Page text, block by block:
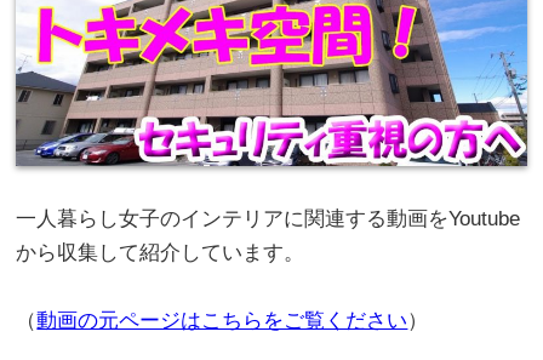
一人暮らし女子のインテリアに関連する動画をYoutube
から収集して紹介しています。
（動画の元ページはこちらをご覧ください）